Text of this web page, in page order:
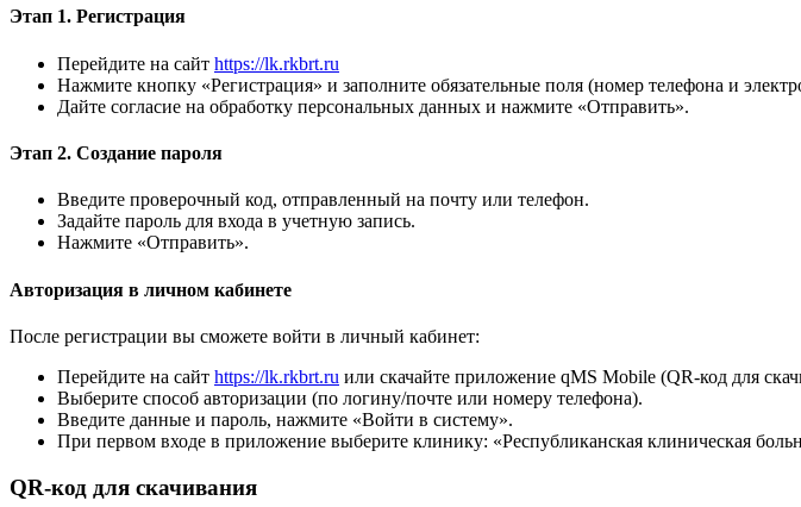
Этап 1. Регистрация
Перейдите на сайт https://lk.rkbrt.ru
Нажмите кнопку «Регистрация» и заполните обязательные поля (номер телефона и
Дайте согласие на обработку персональных данных и нажмите «Отправить».
Этап 2. Создание пароля
Введите проверочный код, отправленный на почту или телефон.
Задайте пароль для входа в учетную запись.
Нажмите «Отправить».
Авторизация в личном кабинете
После регистрации вы сможете войти в личный кабинет:
Перейдите на сайт https://lk.rkbrt.ru или скачайте приложение qMS Mobile (QR-код для
Выберите способ авторизации (по логину/почте или номеру телефона).
Введите данные и пароль, нажмите «Войти в систему».
При первом входе в приложение выберите клинику: «Республиканская клиническая
QR-код для скачивания